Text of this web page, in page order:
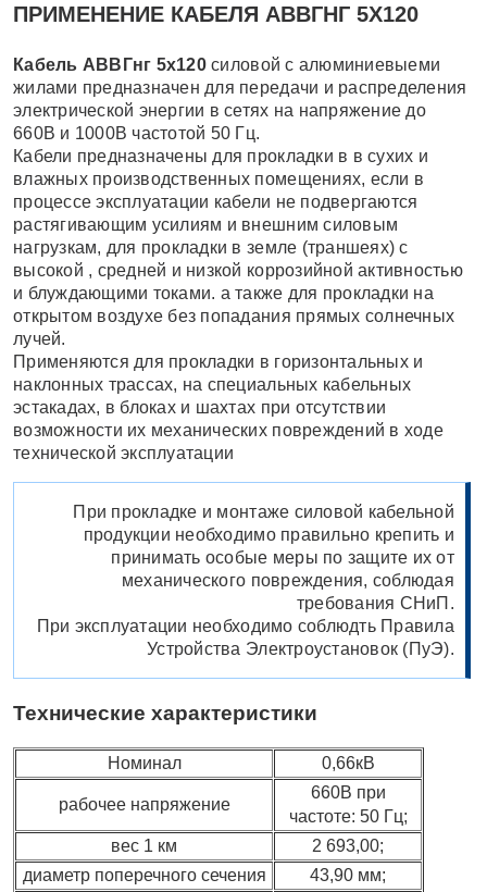
ПРИМЕНЕНИЕ КАБЕЛЯ АВВГНГ 5Х120
Кабель АВВГнг 5х120силовой с алюминиевыеми
жилами предназначен для передачи и распределения
электрической энергии в сетях на напряжение до
660В и 1000В частотой 50 Гц.
Кабели предназначены для прокладки в в сухих и
влажных производственных помещениях, если в
процессе эксплуатации кабели не подвергаются
растягивающим усилиям и внешним силовым
нагрузкам, для прокладки в земле (траншеях) с
высокой , средней и низкой коррозийной активностью
и блуждающими токами. а также для прокладки на
открытом воздухе без попадания прямых солнечных
лучей.
Применяются для прокладки в горизонтальных и
наклонных трассах, на специальных кабельных
эстакадах, в блоках и шахтах при отсутствии
возможности их механических повреждений в ходе
технической эксплуатации
При прокладке и монтаже силовой кабельной
продукции необходимо правильно крепить и
принимать особые меры по защите их от
механического повреждения, соблюдая
требования СНиП.
При эксплуатации необходимо соблюдть Правила
Устройства Электроустановок (ПуЭ).
Технические характеристики
Номинал 0,66кВ
рабочее напряжение
660В при
частоте: 50 Гц;
вес 1 км
2 693,00;
диаметр поперечного сечения
43,90 мм;